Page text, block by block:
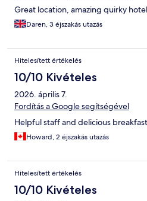
Great location, amazing quirky
Daren, 3 éjszakás utazás
Hitelesített értékelés
10/10 Kivételes
2026. április 7.
Fordítás a Google segítségével
Helpful staff and delicious
Howard, 2 éjszakás utazás
Hitelesített értékelés
10/10 Kivételes